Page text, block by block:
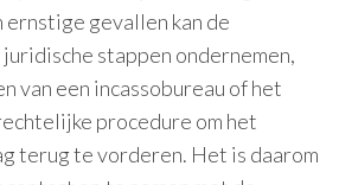
ernstige gevallen kan de
stappen ondernemen,
van een incassobureau of het
procedure om het
terug te vorderen. Het is daarom